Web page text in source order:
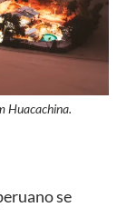
Huacachina.
se